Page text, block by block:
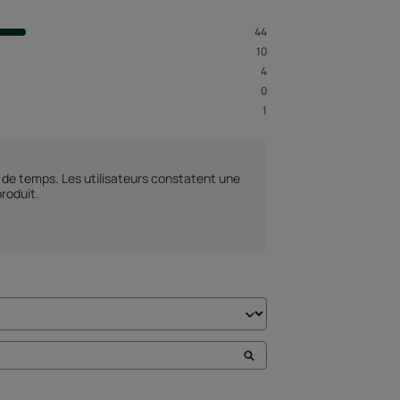
44
10
4
0
1
temps. Les utilisateurs constatent une